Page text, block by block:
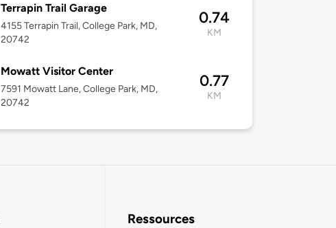
Terrapin Trail Garage
4155 Terrapin Trail, College Park, MD,
20742
0.74
KM
Mowatt Visitor Center
7591 Mowatt Lane, College Park, MD,
20742
0.77
KM
Ressources